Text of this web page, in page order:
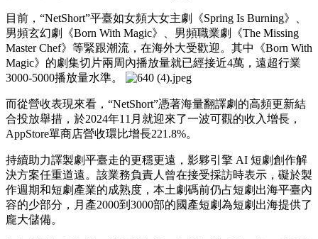
目前，“NetShort”平臺如女頻大女主劇《Spring Is Burning》、
男頻玄幻劇《Born With Magic》、男頻職業劇《The Missing
Master Chef》等緊跟潮流，在海外大受歡迎。其中《Born With
Magic》的劇集切片兩周內播放量就已經接近4萬，遠超行業
3000-5000播放量水準。
而從營收表現來看，“NetShort”憑著海量翻譯劇的高頻更新結
合投放舉措，於2024年11月就迎來了一波可觀的收入增長，
AppStore單商店營收環比增長221.8%。
持續助力譯製劇平臺走的更穩更遠，影夥引擎 AI 短劇創作解
決方案任重道遠。該業務負責人曾在接受採訪時表示，礙於製
作週期和短劇產業的成熟度，本土劇碼前仍占短劇出海平臺內
容的少部分，月產2000到3000部的國產短劇為短劇出海提供了
龐大儲備。